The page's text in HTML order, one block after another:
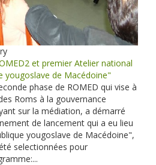
et premier Atelier national
yougoslave de Macédoine"
phase de ROMED qui vise à
Roms à la gouvernance
sur la médiation, a démarré
de lancement qui a eu lieu
yougoslave de Macédoine",
selectionnées pour